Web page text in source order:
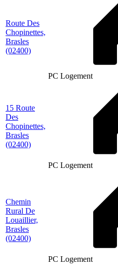
Route Des
Chopinettes,
Brasles
(02400)
PC Logement
15 Route
Des
Chopinettes,
Brasles
(02400)
PC Logement
Chemin
Rural De
Louaillier,
Brasles
(02400)
PC Logement